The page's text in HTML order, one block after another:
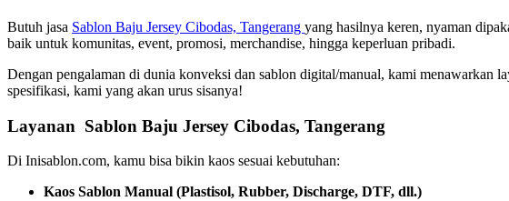
Butuh jasa Sablon Baju Jersey Cibodas, Tangerang yang hasilnya keren, nyaman
baik untuk komunitas, event, promosi, merchandise, hingga keperluan pribadi.
Dengan pengalaman di dunia konveksi dan sablon digital/manual, kami menawarkan
spesifikasi, kami yang akan urus sisanya!
Layanan Sablon Baju Jersey Cibodas, Tangerang
Di Inisablon.com, kamu bisa bikin kaos sesuai kebutuhan:
Kaos Sablon Manual (Plastisol, Rubber, Discharge, DTF, dll.)